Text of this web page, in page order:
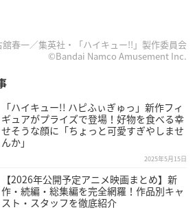
春一／集英社・「ハイキュー!!」製作委員会
©Bandai Namco Amusement Inc.
「ハイキュー!! ハピふぃぎゅっ」新作フィ
ギュアがプライズで登場！好物を食べる幸
せそうな顔に「ちょっと可愛すぎやしませ
んか」
2025年5月15日
【2026年公開予定アニメ映画まとめ】新
作・続編・総集編を完全網羅！作品別キャ
スト・スタッフを徹底紹介